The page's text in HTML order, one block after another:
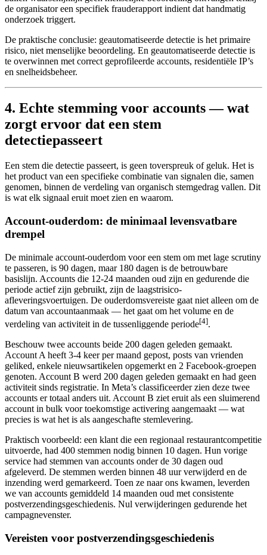
de organisator een specifiek frauderapport indient dat handmatig
onderzoek triggert.
De praktische conclusie: geautomatiseerde detectie is het primaire
risico, niet menselijke beoordeling. En geautomatiseerde detectie is
te overwinnen met correct geprofileerde accounts, residentiële IP’s
en snelheidsbeheer.
4. Echte stemming voor accounts — wat
zorgt ervoor dat een stem
detectiepasseert
Een stem die detectie passeert, is geen toverspreuk of geluk. Het is
het product van een specifieke combinatie van signalen die, samen
genomen, binnen de verdeling van organisch stemgedrag vallen. Dit
is wat elk signaal eruit moet zien en waarom.
Account-ouderdom: de minimaal levensvatbare
drempel
De minimale account-ouderdom voor een stem om met lage scrutiny
te passeren, is 90 dagen, maar 180 dagen is de betrouwbare
basislijn. Accounts die 12-24 maanden oud zijn en gedurende die
periode actief zijn gebruikt, zijn de laagstrisico-
afleveringsvoertuigen. De ouderdomsvereiste gaat niet alleen om de
datum van accountaanmaak — het gaat om het volume en de
verdeling van activiteit in de tussenliggende periode[4].
Beschouw twee accounts beide 200 dagen geleden gemaakt.
Account A heeft 3-4 keer per maand gepost, posts van vrienden
geliked, enkele nieuwsartikelen opgemerkt en 2 Facebook-groepen
genoten. Account B werd 200 dagen geleden gemaakt en had geen
activiteit sinds registratie. In Meta’s classificeerder zien deze twee
accounts er totaal anders uit. Account B ziet eruit als een sluimerend
account in bulk voor toekomstige activering aangemaakt — wat
precies is wat het is als aangeschafte stemlevering.
Praktisch voorbeeld: een klant die een regionaal restaurantcompetitie
uitvoerde, had 400 stemmen nodig binnen 10 dagen. Hun vorige
service had stemmen van accounts onder de 30 dagen oud
afgeleverd. De stemmen werden binnen 48 uur verwijderd en de
inzending werd gemarkeerd. Toen ze naar ons kwamen, leverden
we van accounts gemiddeld 14 maanden oud met consistente
postverzendingsgeschiedenis. Nul verwijderingen gedurende het
campagnevenster.
Vereisten voor postverzendingsgeschiedenis